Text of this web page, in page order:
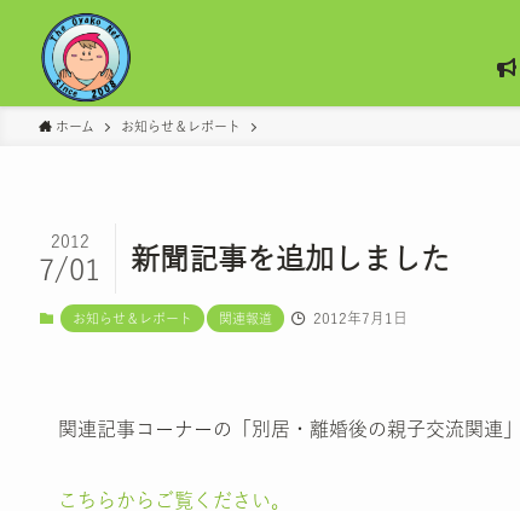
ホーム お知らせ＆レポート
新聞記事を追加しました
2012
7/01
お知らせ＆レポート 関連報道 2012年7月1日
関連記事コーナーの「別居・離婚後の親子交流関連
こちらからご覧ください。